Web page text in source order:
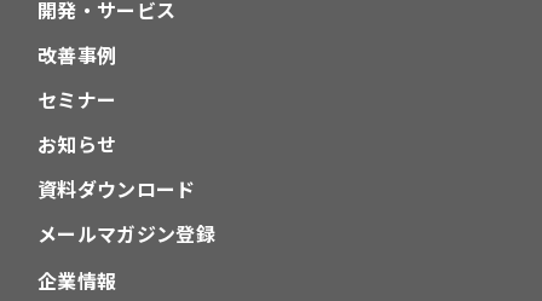
開発・サービス
改善事例
セミナー
お知らせ
資料ダウンロード
メールマガジン登録
企業情報